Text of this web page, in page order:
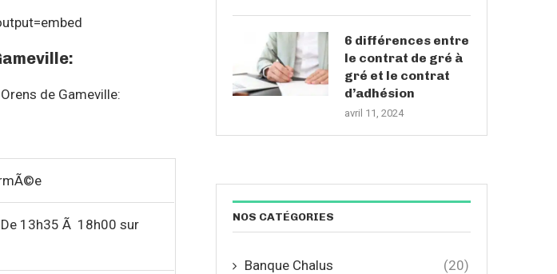
de Gameville:
13h35 Ã 18h00 sur
6 différences entre
le contrat de gré à
gré et le contrat
d’adhésion
avril 11, 2024
NOS CATÉGORIES
Banque Chalus (20)